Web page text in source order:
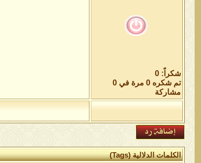
شكراً: 0
تم شكره 0 مرة في 0
مشاركة
الكلمات الدلالية (Tags)